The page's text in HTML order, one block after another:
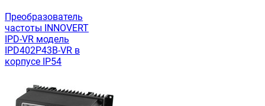
Преобразователь
частоты INNOVERT
IРD-VR модель
IPD402P43B-VR в
корпусе IP54